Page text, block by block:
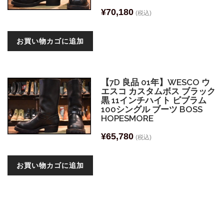
¥70,180 (税込)
お買い物カゴに追加
【7D 良品 01年】WESCO ウ
エスコ カスタムボス ブラック
黒 11インチハイト ビブラム
100シングル ブーツ BOSS
HOPESMORE
¥65,780 (税込)
お買い物カゴに追加